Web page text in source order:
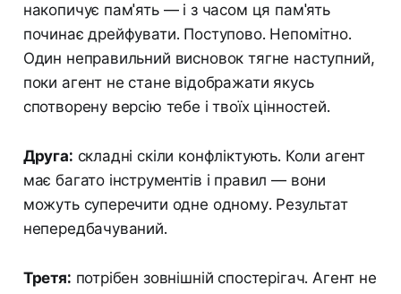
накопичує пам'ять — і з часом ця пам'ять
починає дрейфувати. Поступово. Непомітно.
Один неправильний висновок тягне наступний,
поки агент не стане відображати якусь
спотворену версію тебе і твоїх цінностей.
Друга: складні скіли конфліктують. Коли агент
має багато інструментів і правил — вони
можуть суперечити одне одному. Результат
непередбачуваний.
Третя: потрібен зовнішній спостерігач. Агент не